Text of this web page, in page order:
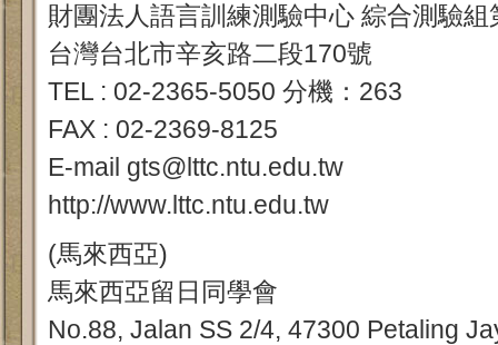
財團法人語言訓練測驗中心 綜合測驗組
台灣台北市辛亥路二段170號
TEL : 02-2365-5050 分機：263
FAX : 02-2369-8125
E-mail gts@lttc.ntu.edu.tw
http://www.lttc.ntu.edu.tw
(馬來西亞)
馬來西亞留日同學會
No.88, Jalan SS 2/4, 47300 Petaling